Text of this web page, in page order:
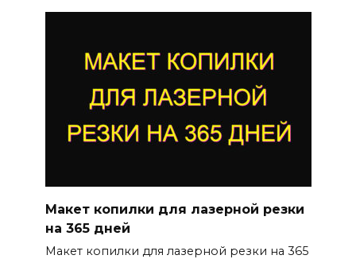
Макет копилки для лазерной резки
на 365 дней
Макет копилки для лазерной резки на 365